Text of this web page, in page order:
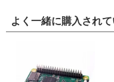
よく一緒に購入され